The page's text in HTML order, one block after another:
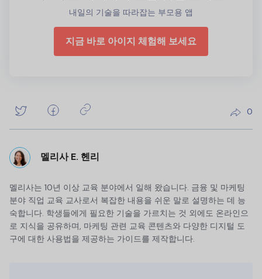
내일의 기술을 따라잡는 부모용 앱
지금 바로 아이지 체험해 보세요
0
멜리사 E. 헨리
멜리사는 10년 이상 교육 분야에서 일해 왔습니다. 금융 및 마케팅
분야 직업 교육 교사로서 복잡한 내용을 쉬운 말로 설명하는 데 능
숙합니다. 학생들에게 필요한 기술을 가르치는 것 외에도 온라인으
로 지식을 공유하며, 마케팅 관련 교육 콘텐츠와 다양한 디지털 도
구에 대한 사용법을 제공하는 가이드를 제작합니다.